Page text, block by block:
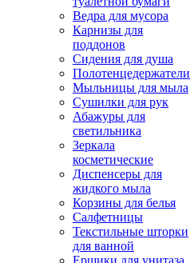
Ведра для мусора
Карнизы для
поддонов
Сидения для душа
Полотенцедержатели
Мыльницы для мыла
Сушилки для рук
Абажуры для
светильника
Зеркала
косметические
Диспенсеры для
жидкого мыла
Корзины для белья
Салфетницы
Текстильные шторки
для ванной
Ершики для унитаза